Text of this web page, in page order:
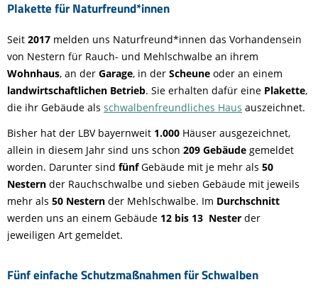
Plakette für Naturfreund*innen
Seit 2017 melden uns Naturfreund*innen das Vorhandensein
von Nestern für Rauch- und Mehlschwalbe an ihrem
Wohnhaus, an der Garage, in der Scheune oder an einem
landwirtschaftlichen Betrieb. Sie erhalten dafür eine Plakette,
die ihr Gebäude als schwalbenfreundliches Haus auszeichnet.
Bisher hat der LBV bayernweit 1.000 Häuser ausgezeichnet,
allein in diesem Jahr sind uns schon 209 Gebäude gemeldet
worden. Darunter sind fünfGebäude mit je mehr als 50
Nestern der Rauchschwalbe und sieben Gebäude mit jeweils
mehr als 50 Nestern der Mehlschwalbe. Im Durchschnitt
werden uns an einem Gebäude 12 bis 13 Nester der
jeweiligen Art gemeldet.
Fünf einfache Schutzmaßnahmen für Schwalben